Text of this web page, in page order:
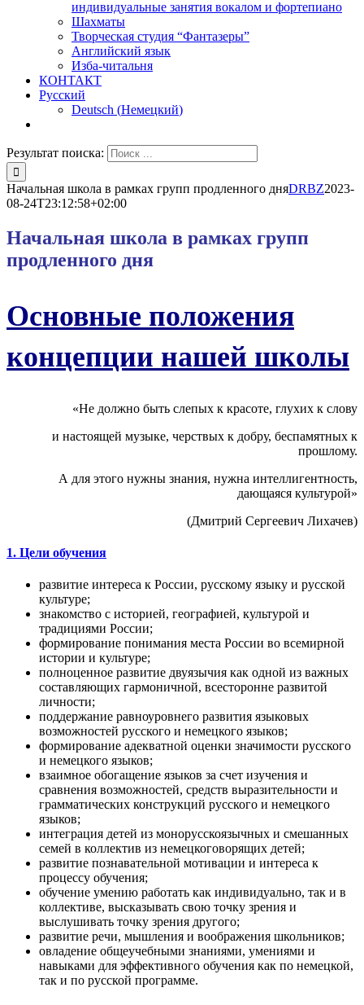
индивидуальные занятия вокалом и фортепиано
Шахматы
Творческая студия “Фантазеры”
Английский язык
Изба-читальня
КОНТАКТ
Русский
Deutsch (Немецкий)
Результат поиска:
Начальная школа в рамках групп продленного дняDRBZ2023-
08-24T23:12:58+02:00
Начальная школа в рамках групп
продленного дня
Основные положения
концепции нашей школы
«Не должно быть слепых к красоте, глухих к слову
и настоящей музыке, черствых к добру, беспамятных к
прошлому.
А для этого нужны знания, нужна интеллигентность,
дающаяся культурой»
(Дмитрий Сергеевич Лихачев)
1. Цели обучения
развитие интереса к России, русскому языку и русской
культуре;
знакомство с историей, географией, культурой и
традициями России;
формирование понимания места России во всемирной
истории и культуре;
полноценное развитие двуязычия как одной из важных
составляющих гармоничной, всесторонне развитой
личности;
поддержание равноуровнего развития языковых
возможностей русского и немецкого языков;
формирование адекватной оценки значимости русского
и немецкого языков;
взаимное обогащение языков за счет изучения и
сравнения возможностей, средств выразительности и
грамматических конструкций русского и немецкого
языков;
интеграция детей из монорусскоязычных и смешанных
семей в коллектив из немецкоговорящих детей;
развитие познавательной мотивации и интереса к
процессу обучения;
обучение умению работать как индивидуально, так и в
коллективе, высказывать свою точку зрения и
выслушивать точку зрения другого;
развитие речи, мышления и воображения школьников;
овладение общеучебными знаниями, умениями и
навыками для эффективного обучения как по немецкой,
так и по русской программе.